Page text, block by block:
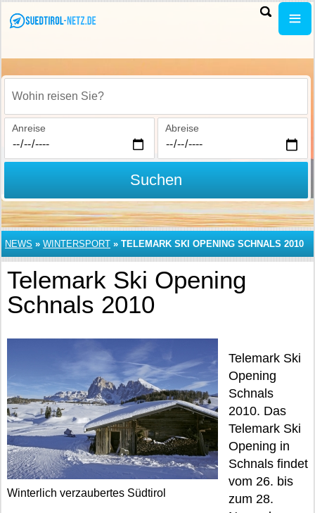
Wohin reisen Sie?
Anreise Abreise
Suchen
NEWS » WINTERSPORT » TELEMARK SKI OPENING SCHNALS 2010
Telemark Ski Opening
Schnals 2010
Winterlich verzaubertes Südtirol
Telemark Ski
Opening
Schnals
2010. Das
Telemark Ski
Opening in
Schnals findet
vom 26. bis
zum 28.